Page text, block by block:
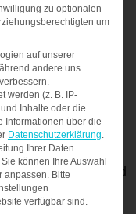
und
ab 45 ist die
in Ihre
kann bedeuten,
oder
schaffen. Hier sind
miteinander
zu optionalen
um
auf unserer
andere uns
werden (z. B. IP-
Inhalte oder die
Informationen über die
Datenschutzerklärung.
Ihrer Daten
Sie können Ihre Auswahl
anpassen. Bitte
verfügbar sind.